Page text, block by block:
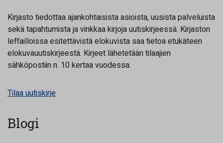
Kirjasto tiedottaa ajankohtaisista asioista, uusista palveluista
sekä tapahtumista ja vinkkaa kirjoja uutiskirjeessä. Kirjaston
leffailloissa esitettävistä elokuvista saa tietoa etukäteen
elokuvauutiskirjeestä. Kirjeet lähetetään tilaajien
sähköpostiin n. 10 kertaa vuodessa.
Tilaa uutiskirje
Blogi